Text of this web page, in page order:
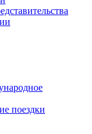
поездки